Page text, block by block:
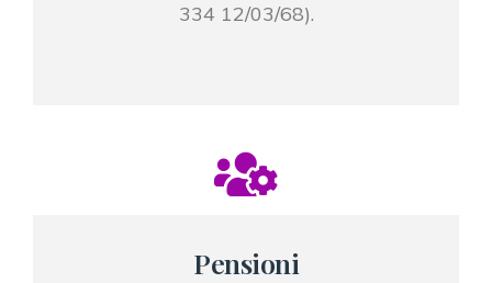
334 12/03/68).
Pensioni